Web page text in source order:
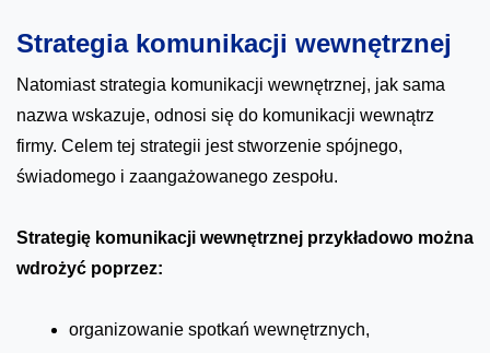
Strategia komunikacji wewnętrznej
Natomiast strategia komunikacji wewnętrznej, jak sama
nazwa wskazuje, odnosi się do komunikacji wewnątrz
firmy. Celem tej strategii jest stworzenie spójnego,
świadomego i zaangażowanego zespołu.
Strategię komunikacji wewnętrznej przykładowo można
wdrożyć poprzez:
organizowanie spotkań wewnętrznych,